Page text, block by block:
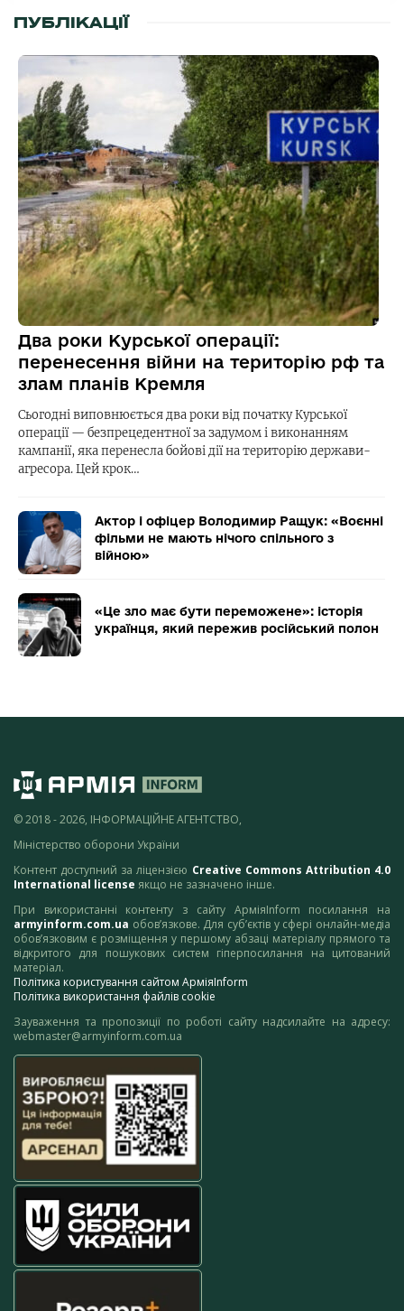
ПУБЛІКАЦІЇ
Два роки Курської операції:
перенесення війни на територію рф та
злам планів Кремля
Сьогодні виповнюється два роки від початку Курської
операції — безпрецедентної за задумом і виконанням
кампанії, яка перенесла бойові дії на територію держави-
агресора. Цей крок…
Актор і офіцер Володимир Ращук: «Воєнні
фільми не мають нічого спільного з
війною»
«Це зло має бути переможене»: історія
українця, який пережив російський полон
© 2018 - 2026, ІНФОРМАЦІЙНЕ АГЕНТСТВО,
Міністерство оборони України
Контент доступний за ліцензією Creative Commons Attribution 4.0
International license якщо не зазначено інше.
При використанні контенту з сайту АрміяInform посилання на
armyinform.com.ua обов’язкове. Для суб’єктів у сфері онлайн-медіа
обов’язковим є розміщення у першому абзаці матеріалу прямого та
відкритого для пошукових систем гіперпосилання на цитований
матеріал.
Політика користування сайтом АрміяInform
Політика використання файлів cookie
Зауваження та пропозиції по роботі сайту надсилайте на адресу:
webmaster@armyinform.com.ua